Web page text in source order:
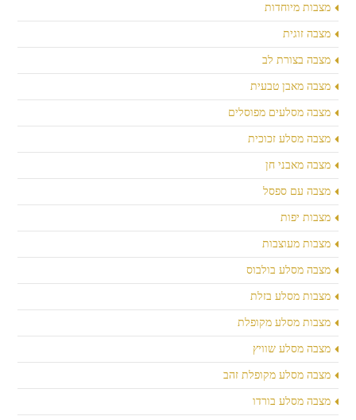
מצבות מיוחדות
מצבה זוגית
מצבה בצורת לב
מצבה מאבן טבעית
מצבה מסלעים מפוסלים
מצבה מסלע זכוכית
מצבה מאבני חן
מצבה עם ספסל
מצבות יפות
מצבות מעוצבות
מצבה מסלע בולבוס
מצבות מסלע בזלת
מצבות מסלע מקופלת
מצבה מסלע שוויץ
מצבה מסלע מקופלת זהב
מצבה מסלע בורדו